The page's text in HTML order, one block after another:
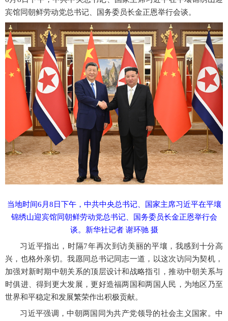
宾馆同朝鲜劳动党总书记、国务委员长金正恩举行会谈。
当地时间6月8日下午，中共中央总书记、国家主席习近平在平壤
锦绣山迎宾馆同朝鲜劳动党总书记、国务委员长金正恩举行会
谈。新华社记者 谢环驰 摄
习近平指出，时隔7年再次到访美丽的平壤，我感到十分高
兴，也格外亲切。我愿同总书记同志一道，以这次访问为契机，
加强对新时期中朝关系的顶层设计和战略指引，推动中朝关系与
时俱进、得到更大发展，更好造福两国和两国人民，为地区乃至
世界和平稳定和发展繁荣作出积极贡献。
习近平强调，中朝两国同为共产党领导的社会主义国家。中